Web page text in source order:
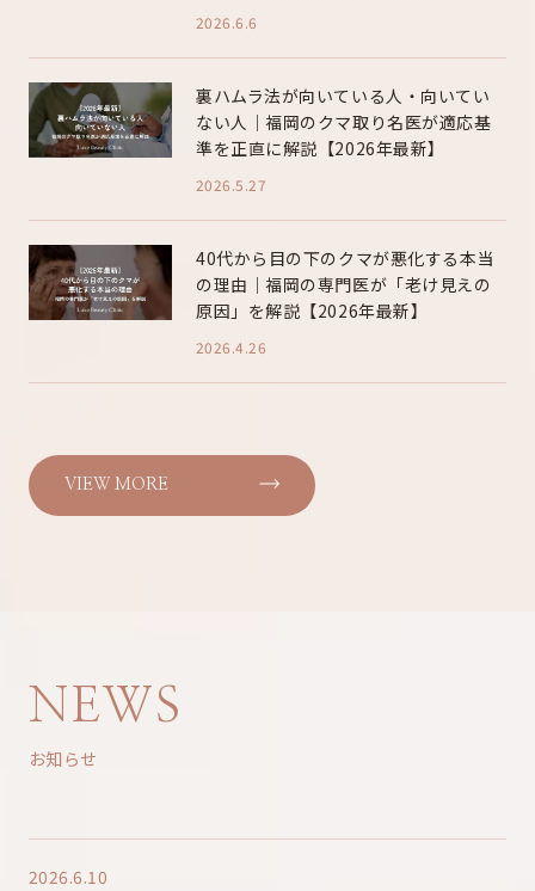
2026.6.6
裏ハムラ法が向いている人・向いてい
ない人｜福岡のクマ取り名医が適応基
準を正直に解説【2026年最新】
2026.5.27
40代から目の下のクマが悪化する本当
の理由｜福岡の専門医が「老け見えの
原因」を解説【2026年最新】
2026.4.26
VIEW MORE
NEWS
お知らせ
2026.6.10